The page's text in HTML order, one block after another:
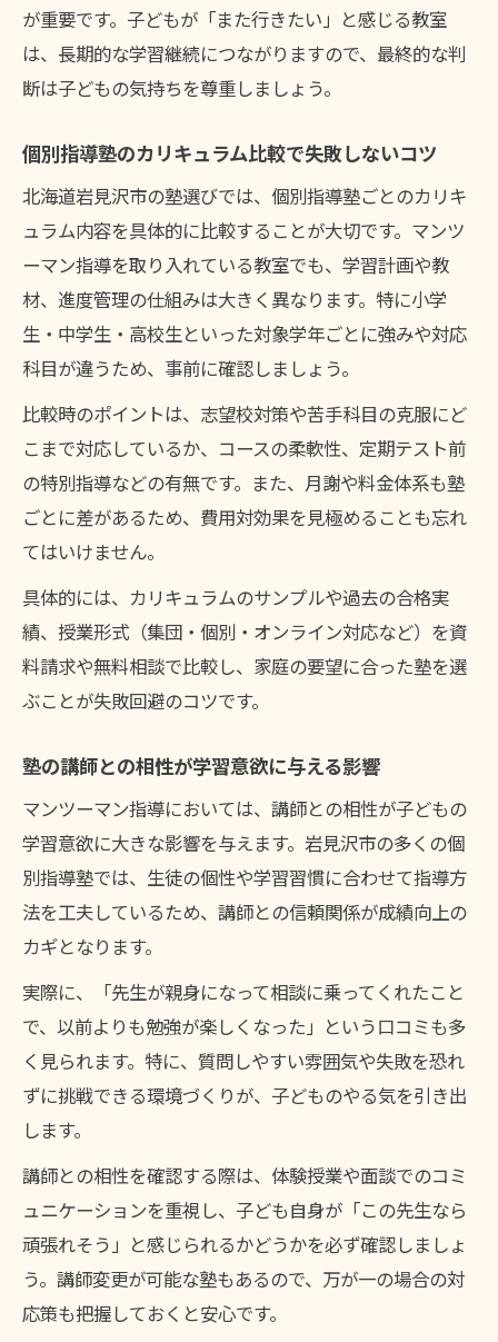
が重要です。子どもが「また行きたい」と感じる教室
は、長期的な学習継続につながりますので、最終的な判
断は子どもの気持ちを尊重しましょう。
個別指導塾のカリキュラム比較で失敗しないコツ
北海道岩見沢市の塾選びでは、個別指導塾ごとのカリキ
ュラム内容を具体的に比較することが大切です。マンツ
ーマン指導を取り入れている教室でも、学習計画や教
材、進度管理の仕組みは大きく異なります。特に小学
生・中学生・高校生といった対象学年ごとに強みや対応
科目が違うため、事前に確認しましょう。
比較時のポイントは、志望校対策や苦手科目の克服にど
こまで対応しているか、コースの柔軟性、定期テスト前
の特別指導などの有無です。また、月謝や料金体系も塾
ごとに差があるため、費用対効果を見極めることも忘れ
てはいけません。
具体的には、カリキュラムのサンプルや過去の合格実
績、授業形式（集団・個別・オンライン対応など）を資
料請求や無料相談で比較し、家庭の要望に合った塾を選
ぶことが失敗回避のコツです。
塾の講師との相性が学習意欲に与える影響
マンツーマン指導においては、講師との相性が子どもの
学習意欲に大きな影響を与えます。岩見沢市の多くの個
別指導塾では、生徒の個性や学習習慣に合わせて指導方
法を工夫しているため、講師との信頼関係が成績向上の
カギとなります。
実際に、「先生が親身になって相談に乗ってくれたこと
で、以前よりも勉強が楽しくなった」という口コミも多
く見られます。特に、質問しやすい雰囲気や失敗を恐れ
ずに挑戦できる環境づくりが、子どものやる気を引き出
します。
講師との相性を確認する際は、体験授業や面談でのコミ
ュニケーションを重視し、子ども自身が「この先生なら
頑張れそう」と感じられるかどうかを必ず確認しましょ
う。講師変更が可能な塾もあるので、万が一の場合の対
応策も把握しておくと安心です。